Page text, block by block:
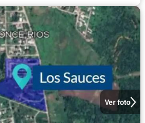
Ver foto